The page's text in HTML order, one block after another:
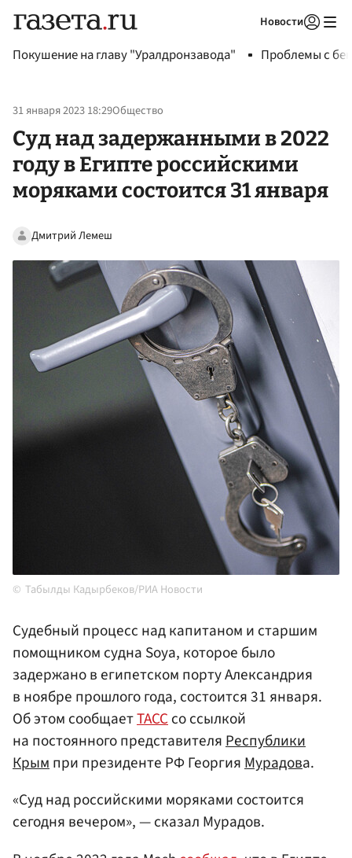
Новости
Покушение на главу "Уралдронзавода" Проблемы с
31 января 2023 18:29Общество
Суд над задержанными в 2022
году в Египте российскими
моряками состоится 31 января
Дмитрий Лемеш
Табылды Кадырбеков/РИА Новости
Судебный процесс над капитаном и старшим
помощником судна Soya, которое было
задержано в египетском порту Александрия
в ноябре прошлого года, состоится 31 января.
Об этом сообщаетТАССсо ссылкой
на постоянного представителяРеспублики
Крымпри президенте РФ ГеоргияМурадова.
«Суд над российскими моряками состоится
сегодня вечером», — сказал Мурадов.